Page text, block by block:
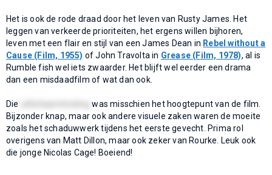
Het is ook de rode draad door het leven van Rusty James. Het
leggen van verkeerde prioriteiten, het ergens willen bijhoren,
leven met een flair en stijl van een James Dean in Rebel without a
Cause (Film, 1955) of John Travolta in Grease (Film, 1978), al is
Rumble fish wel iets zwaarder. Het blijft wel eerder een drama
dan een misdaadfilm of wat dan ook.
Die
was misschien het hoogtepunt van de film.
Bijzonder knap, maar ook andere visuele zaken waren de moeite
zoals het schaduwwerk tijdens het eerste gevecht. Prima rol
overigens van Matt Dillon, maar ook zeker van Rourke. Leuk ook
die jonge Nicolas Cage! Boeiend!